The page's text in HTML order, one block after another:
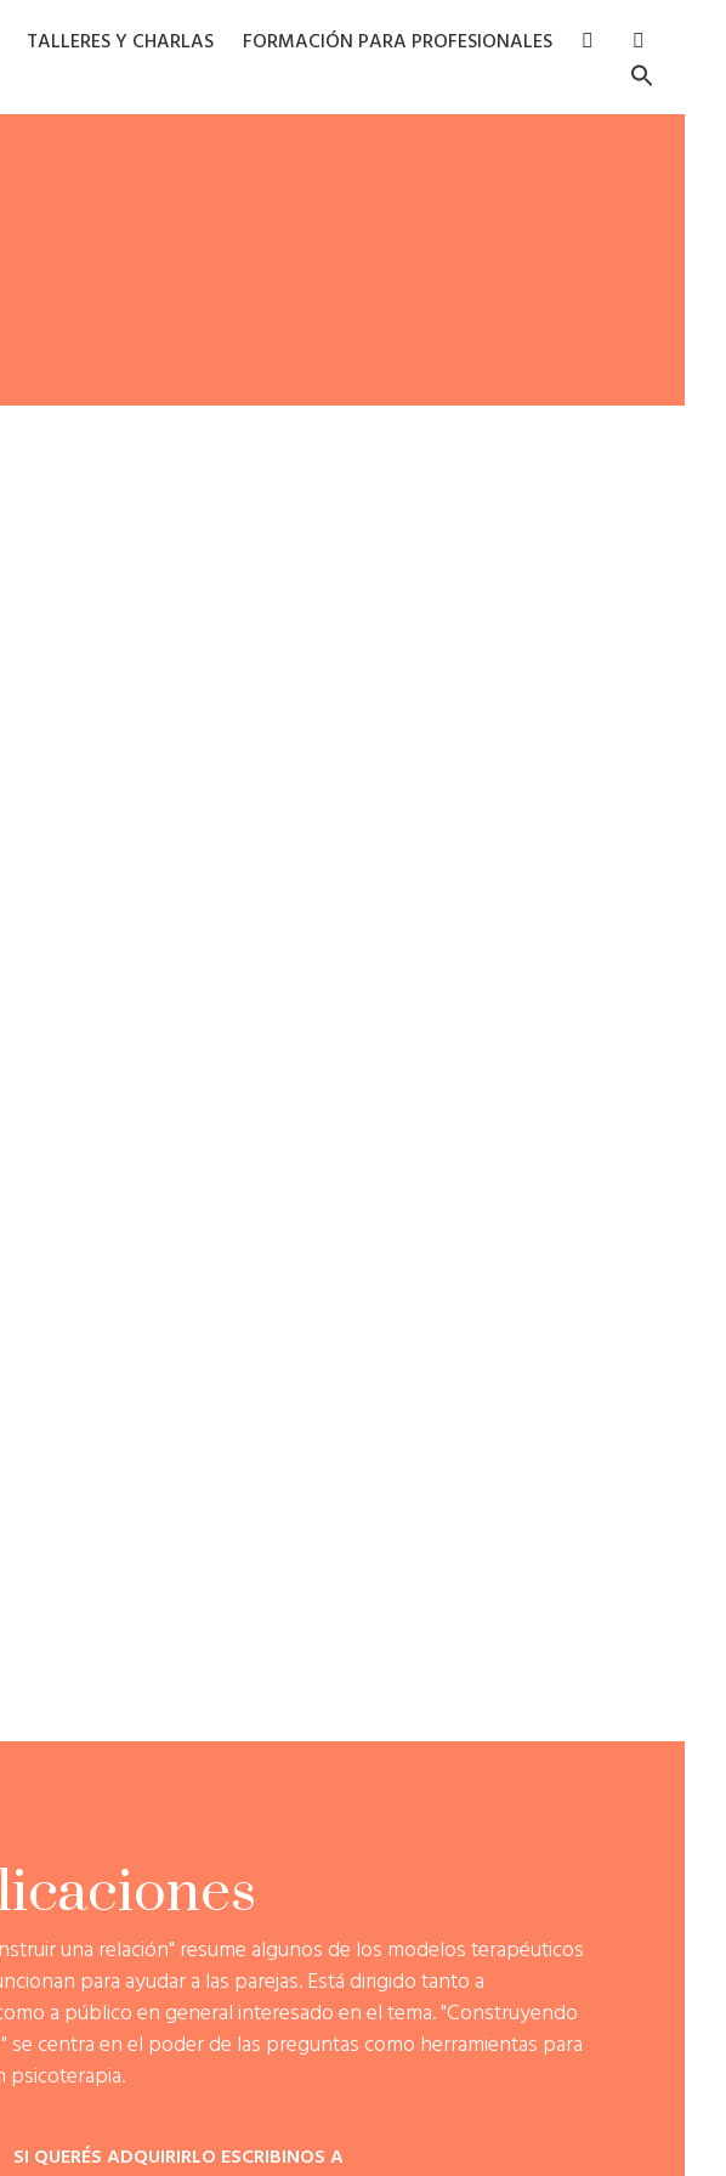
TALLERES Y CHARLAS FORMACIÓN PARA PROFESIONALES
Search
una relación" resume algunos de los modelos terapéuticos
para ayudar a las parejas. Está dirigido tanto a
a público en general interesado en el tema. "Construyendo
se centra en el poder de las preguntas como herramientas para
psicoterapia.
SI QUERÉS ADQUIRIRLO ESCRIBINOS A